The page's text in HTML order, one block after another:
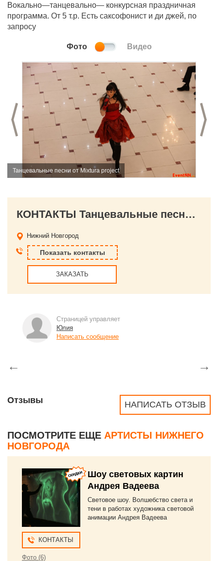
Вокально—танцевально— конкурсная праздничная
программа. От 5 т.р. Есть саксофонист и ди джей, по
запросу
Фото Видео
Предыдущий слайд
Танцевальные песни от Mixtura project
КОНТАКТЫ Танцевальные песни от Mixtura project
Нижний Новгород
Показать контакты
ЗАКАЗАТЬ
Страницей управляет
Юлия
Написать сообщение
← →
НАПИСАТЬ ОТЗЫВ
Отзывы
ПОСМОТРИТЕ ЕЩЕ АРТИСТЫ НИЖНЕГО
НОВГОРОДА
КОНТАКТЫ
Фото (6)
Шоу световых картин
Андрея Вадеева
Световое шоу. Волшебство света и
тени в работах художника световой
анимации Андрея Вадеева